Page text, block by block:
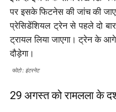
पर इसके फिटनेस की जांच की
प्रेसिडेंशियल ट्रेन से पहले दो
ट्रायल लिया जाएगा। ट्रेन के
दौड़ेगा।
फोटो : इंटरनेट
29 अगस्त को रामलला के